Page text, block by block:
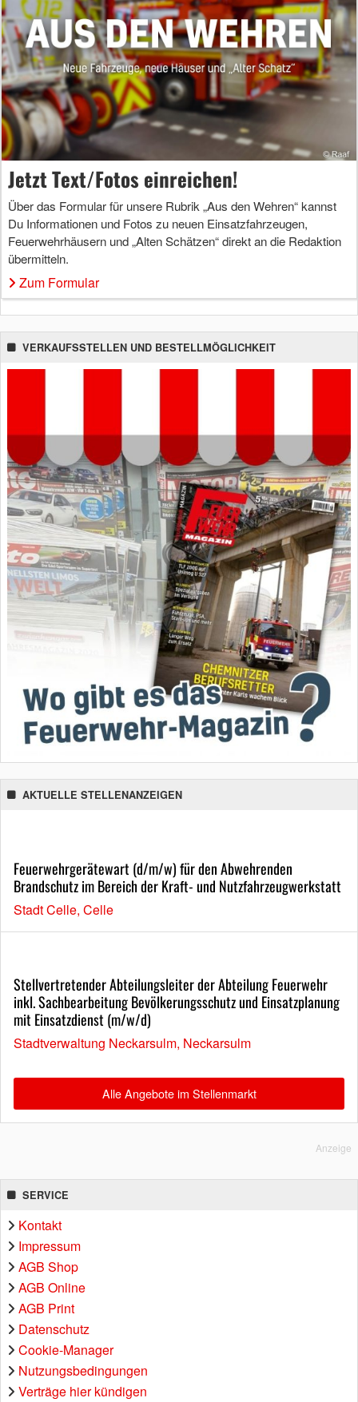
Jetzt Text/Fotos einreichen!
Über das Formular für unsere Rubrik „Aus den Wehren“ kannst
Du Informationen und Fotos zu neuen Einsatzfahrzeugen,
Feuerwehrhäusern und „Alten Schätzen“ direkt an die Redaktion
übermitteln.
Zum Formular
VERKAUFSSTELLEN UND BESTELLMÖGLICHKEIT
AKTUELLE STELLENANZEIGEN
Feuerwehrgerätewart (d/m/w) für den Abwehrenden
Brandschutz im Bereich der Kraft- und Nutzfahrzeugwerkstatt
Stadt Celle, Celle
Stellvertretender Abteilungsleiter der Abteilung Feuerwehr
inkl. Sachbearbeitung Bevölkerungsschutz und Einsatzplanung
mit Einsatzdienst (m/w/d)
Stadtverwaltung Neckarsulm, Neckarsulm
Alle Angebote im Stellenmarkt
Anzeige
SERVICE
Kontakt
Impressum
AGB Shop
AGB Online
AGB Print
Datenschutz
Cookie-Manager
Nutzungsbedingungen
Verträge hier kündigen